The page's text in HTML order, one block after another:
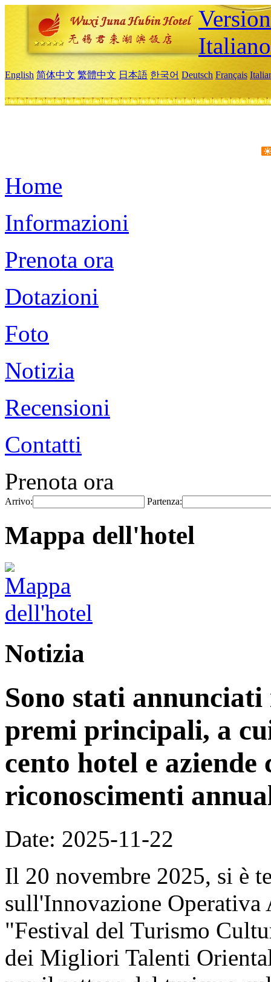
Italiano
English 简体中文 繁體中文 日本語 한국어 Deutsch Français
Home
Informazioni
Prenota ora
Dotazioni
Foto
Notizia
Recensioni
Contatti
Prenota ora
Arrivo: Partenza:
Mappa dell'hotel
Notizia
Sono stati
premi principali, a
cento hotel e
riconoscimenti
Date: 2025-11-22
Il 20 novembre 2025, si è
sull'Innovazione
"Festival del Turismo
dei Migliori Talenti